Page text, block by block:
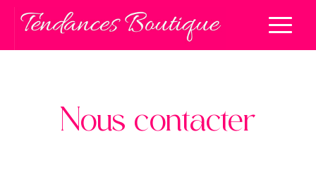
Nous contacter